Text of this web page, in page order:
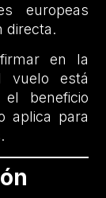
europeas
directa.
en la
vuelo está
beneficio
aplica para